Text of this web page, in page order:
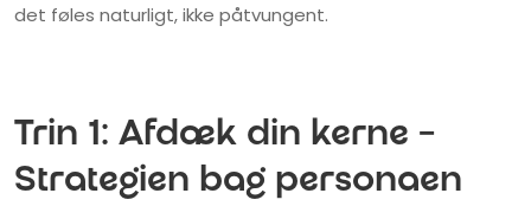
det føles naturligt, ikke påtvungent.
Trin 1: Afdæk din kerne –
Strategien bag personaen